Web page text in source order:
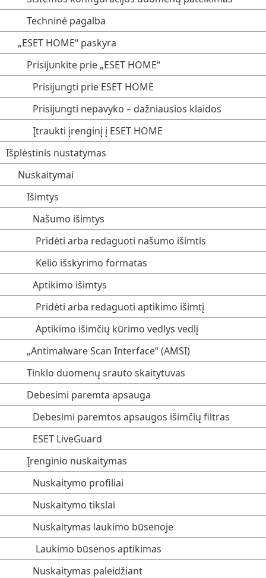
Techninė pagalba
„ESET HOME“ paskyra
Prisijunkite prie „ESET HOME“
Prisijungti prie ESET HOME
Prisijungti nepavyko – dažniausios klaidos
Įtraukti įrenginį į ESET HOME
Išplėstinis nustatymas
Nuskaitymai
Išimtys
Našumo išimtys
Pridėti arba redaguoti našumo išimtis
Kelio išskyrimo formatas
Aptikimo išimtys
Pridėti arba redaguoti aptikimo išimtį
Aptikimo išimčių kūrimo vedlys vedlį
„Antimalware Scan Interface“ (AMSI)
Tinklo duomenų srauto skaitytuvas
Debesimi paremta apsauga
Debesimi paremtos apsaugos išimčių filtras
ESET LiveGuard
Įrenginio nuskaitymas
Nuskaitymo profiliai
Nuskaitymo tikslai
Nuskaitymas laukimo būsenoje
Laukimo būsenos aptikimas
Nuskaitymas paleidžiant